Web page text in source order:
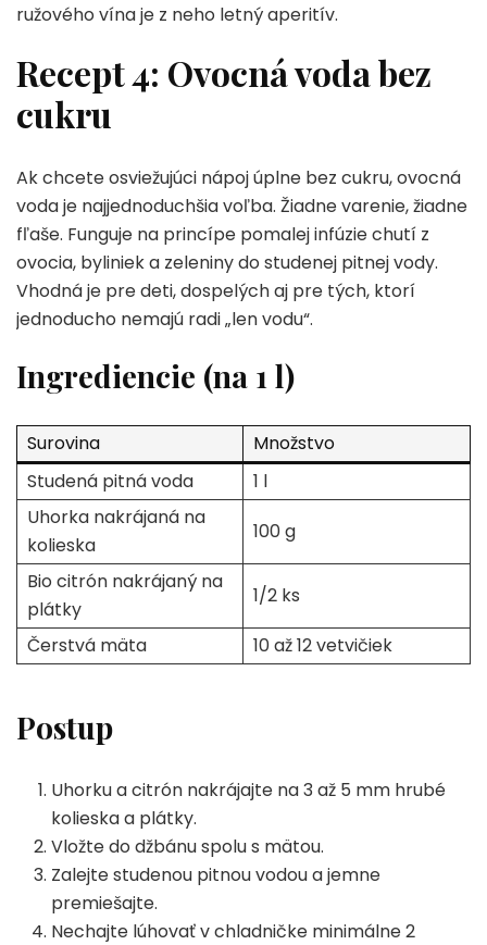
ružového vína je z neho letný aperitív.
Recept 4: Ovocná voda bez
cukru
Ak chcete osviežujúci nápoj úplne bez cukru, ovocná
voda je najjednoduchšia voľba. Žiadne varenie, žiadne
fľaše. Funguje na princípe pomalej infúzie chutí z
ovocia, byliniek a zeleniny do studenej pitnej vody.
Vhodná je pre deti, dospelých aj pre tých, ktorí
jednoducho nemajú radi „len vodu“.
Ingrediencie (na 1 l)
Surovina
Množstvo
Studená pitná voda
1 l
Uhorka nakrájaná na
kolieska
100 g
Bio citrón nakrájaný na
plátky
1/2 ks
Čerstvá mäta
10 až 12 vetvičiek
Postup
Uhorku a citrón nakrájajte na 3 až 5 mm hrubé
kolieska a plátky.
Vložte do džbánu spolu s mätou.
Zalejte studenou pitnou vodou a jemne
premiešajte.
Nechajte lúhovať v chladničke minimálne 2